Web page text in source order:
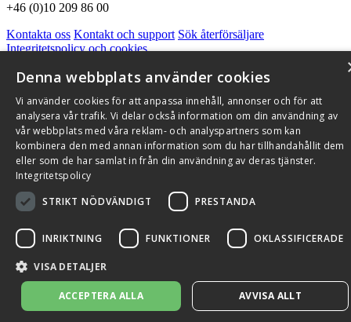
+46 (0)10 209 86 00
Kontakta oss Kontakt och support Sök återförsäljare
Integritetspolicy och cookies
Qnister Visselblåsningsfunktion
© 2026 Flexit AB. Alla rättigheter förbehållna
Aktuellt Miljö och kvalitetssäkring
Denna webbplats använder cookies
Vi använder cookies för att anpassa innehåll, annonser och för att
analysera vår trafik. Vi delar också information om din användning av
vår webbplats med våra reklam- och analyspartners som kan
kombinera den med annan information som du har tillhandahållit dem
eller som de har samlat in från din användning av deras tjänster.
Integritetspolicy
STRIKT NÖDVÄNDIGT
PRESTANDA
INRIKTNING FUNKTIONER OKLASSIFICERADE
VISA DETALJER
ACCEPTERA ALLA AVVISA ALLT